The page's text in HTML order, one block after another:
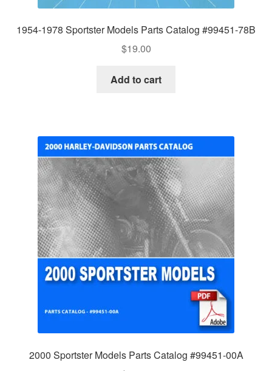
1954-1978 Sportster Models Parts Catalog #99451-78B
$19.00
Add to cart
2000 Sportster Models Parts Catalog #99451-00A